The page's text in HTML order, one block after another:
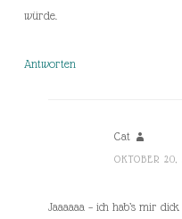
würde.
Antworten
Cat
OKTOBER 20,
Jaaaaaa – ich hab’s mir